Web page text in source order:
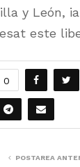
y León,
este
0
POSTAREA